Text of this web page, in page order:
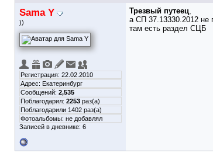
Sama Y
))
Регистрация: 22.02.2010
Адрес: Екатеринбург
Сообщений: 2,535
Поблагодарил: 2253 раз(а)
Поблагодарили 1402 раз(а)
Фотоальбомы: не добавлял
Записей в дневнике: 6
Трезвый путеец,
а СП 37.13330.2012 не
там есть раздел СЦБ